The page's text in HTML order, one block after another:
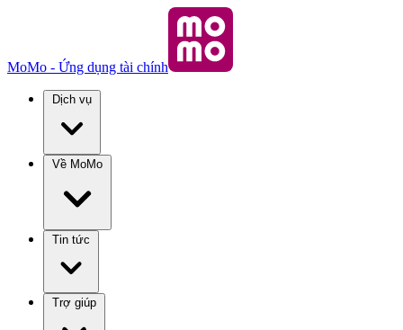
MoMo - Ứng dụng tài chính
Dịch vụ
Về MoMo
Tin tức
Trợ giúp